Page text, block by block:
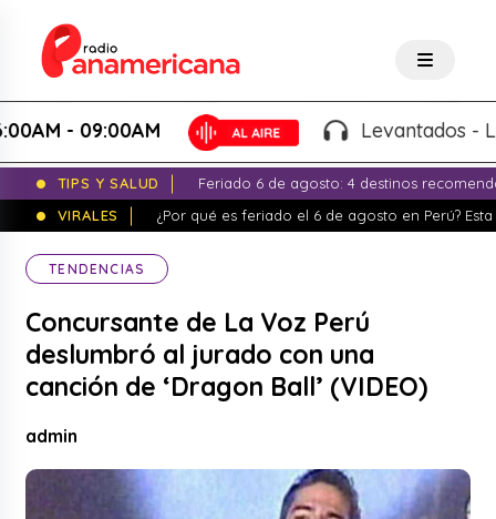
- 09:00AM Levantados -
TIPS Y SALUD
Feriado 6 de agosto: 4 destinos
VIRALES
¿Por qué es feriado el 6 de agosto en Perú?
TENDENCIAS
Concursante de La Voz Perú
deslumbró al jurado con una
canción de ‘Dragon Ball’ (VIDEO)
admin